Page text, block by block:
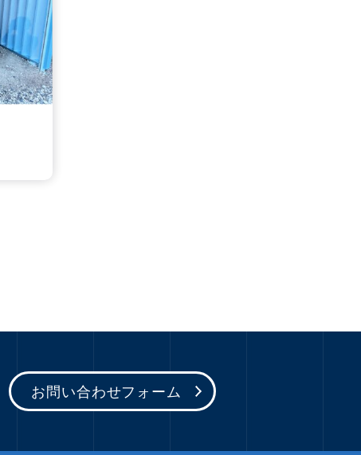
お問い合わせフォーム